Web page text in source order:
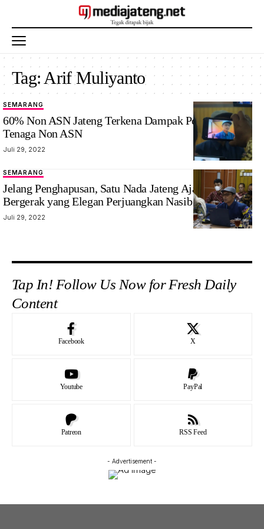
Tag: Arif Muliyanto
SEMARANG
60% Non ASN Jateng Terkena Dampak Penghapusan
Tenaga Non ASN
Juli 29, 2022
SEMARANG
Jelang Penghapusan, Satu Nada Jateng Ajak Non ASN
Bergerak yang Elegan Perjuangkan Nasib
Juli 29, 2022
Tap In! Follow Us Now for Fresh Daily
Content
Facebook X
Youtube PayPal
Patreon RSS Feed
- Advertisement -